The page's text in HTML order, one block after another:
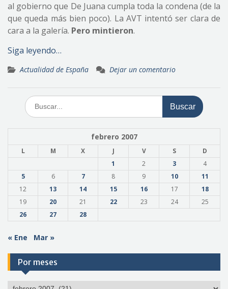
al gobierno que De Juana cumpla toda la condena (de la
que queda más bien poco). La AVT intentó ser clara de
cara a la galería. Pero mintieron.
Siga leyendo…
Actualidad de España Dejar un comentario
Buscar:
febrero 2007
L M X J V S
D
1
2 3
4
5
6 7 8 9 10
11
12
13 14 15 16 17
18
19
20 21 22 23 24
25
26
27 28
« Ene Mar »
Por meses
Por